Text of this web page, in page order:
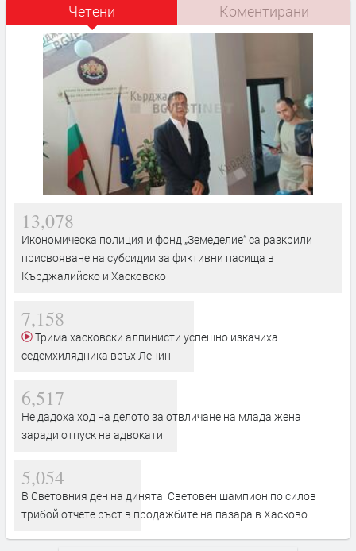
Четени Коментирани
13,078
Икономическа полиция и фонд „Земеделие“ са разкрили
присвояване на субсидии за фиктивни пасища в
Кърджалийско и Хасковско
7,158
седемхилядника връх Ленин
6,517
Не дадоха ход на делото за отвличане на млада жена
заради отпуск на адвокати
5,054
В Световния ден на динята: Световен шампион по силов
трибой отчете ръст в продажбите на пазара в Хасково